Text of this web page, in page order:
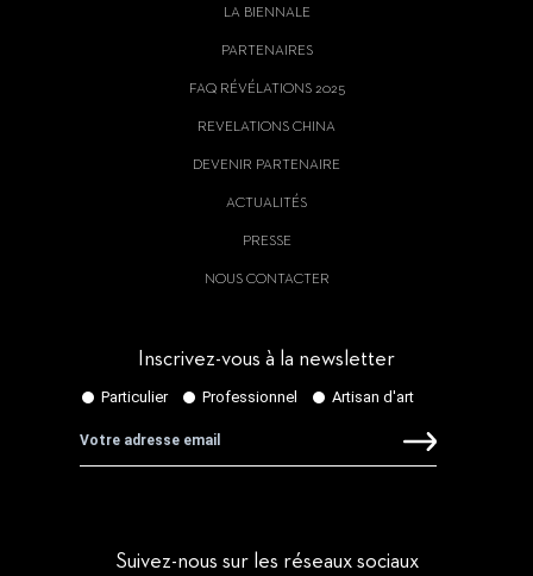
LA BIENNALE
PARTENAIRES
FAQ RÉVÉLATIONS 2025
REVELATIONS CHINA
DEVENIR PARTENAIRE
ACTUALITÉS
PRESSE
NOUS CONTACTER
Inscrivez-vous à la newsletter
Suivez-nous sur les réseaux sociaux